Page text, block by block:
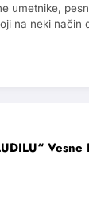
umetnike,
na neki način
Vesne